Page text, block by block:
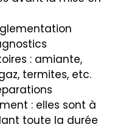
: amiante,
termites, etc.
: elles sont à
toute la durée